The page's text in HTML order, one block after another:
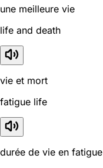
une meilleure vie
life and death
vie et mort
fatigue life
durée de vie en fatigue